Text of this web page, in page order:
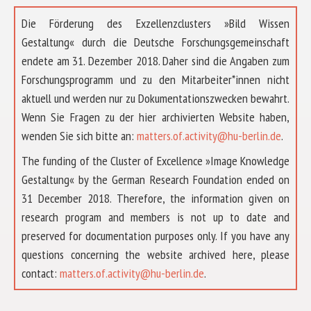
Die Förderung des Exzellenzclusters »Bild Wissen
Gestaltung« durch die Deutsche Forschungsgemeinschaft
endete am 31. Dezember 2018. Daher sind die Angaben zum
Forschungsprogramm und zu den Mitarbeiter*innen nicht
aktuell und werden nur zu Dokumentationszwecken bewahrt.
Wenn Sie Fragen zu der hier archivierten Website haben,
wenden Sie sich bitte an: matters.of.activity@hu-berlin.de.
The funding of the Cluster of Excellence »Image Knowledge
Gestaltung« by the German Research Foundation ended on
31 December 2018. Therefore, the information given on
research program and members is not up to date and
preserved for documentation purposes only. If you have any
questions concerning the website archived here, please
contact: matters.of.activity@hu-berlin.de.
ABOUT US